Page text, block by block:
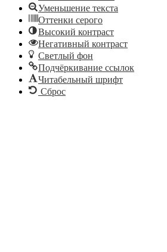
Уменьшение текста
Оттенки серого
Высокий контраст
Негативный контраст
Светлый фон
Подчёркивание ссылок
Читабельный шрифт
Сброс